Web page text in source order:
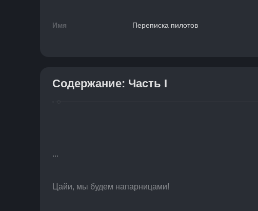
Имя Переписка пилотов
Содержание: Часть I
...
Цайи, мы будем напарницами!